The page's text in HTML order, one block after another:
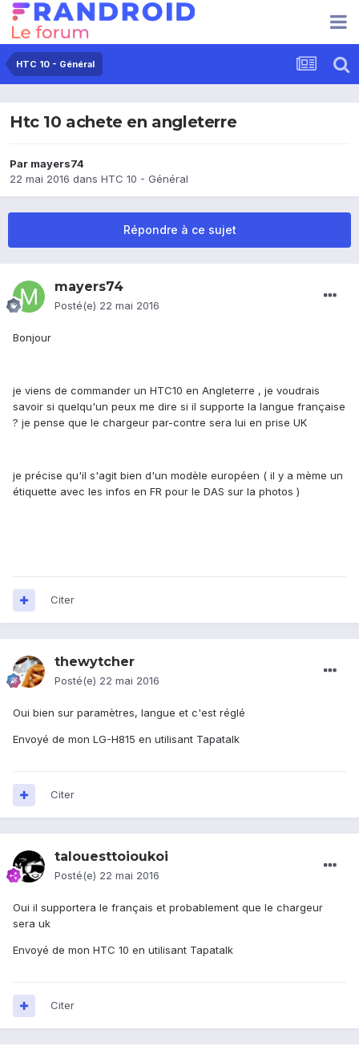
HTC 10 - Général
Htc 10 achete en angleterre
Par mayers74
22 mai 2016 dans HTC 10 - Général
Répondre à ce sujet
mayers74
Posté(e) 22 mai 2016
Bonjour
je viens de commander un HTC10 en Angleterre , je voudrais
savoir si quelqu'un peux me dire si il supporte la langue française
? je pense que le chargeur par-contre sera lui en prise UK
je précise qu'il s'agit bien d'un modèle européen ( il y a mème un
étiquette avec les infos en FR pour le DAS sur la photos )
Citer
thewytcher
Posté(e) 22 mai 2016
Oui bien sur paramètres, langue et c'est réglé
Envoyé de mon LG-H815 en utilisant Tapatalk
Citer
talouesttoioukoi
Posté(e) 22 mai 2016
Oui il supportera le français et probablement que le chargeur
sera uk
Envoyé de mon HTC 10 en utilisant Tapatalk
Citer